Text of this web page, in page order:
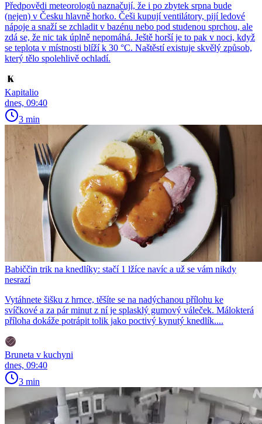
Předpovědi meteorologů naznačují, že i po zbytek srpna bude
(nejen) v Česku hlavně horko. Češi kupují ventilátory, pijí ledové
nápoje a snaží se zchladit v bazénu nebo pod studenou sprchou, ale
zdá se, že nic tak úplně nepomáhá. Ještě horší je to pak v noci, když
se teplota v místnosti blíží k 30 °C. Naštěstí existuje skvělý způsob,
který tělo spolehlivě ochladí.
Kapitalio
dnes, 09:40
3 min
Babiččin trik na knedlíky: stačí 1 lžíce navíc a už se vám nikdy
nesrazí
Vytáhnete šišku z hrnce, těšíte se na nadýchanou přílohu ke
svíčkové a za pár minut z ní je splasklý gumový váleček. Málokterá
příloha dokáže potrápit tolik jako poctivý kynutý knedlík....
Bruneta v kuchyni
dnes, 09:40
3 min